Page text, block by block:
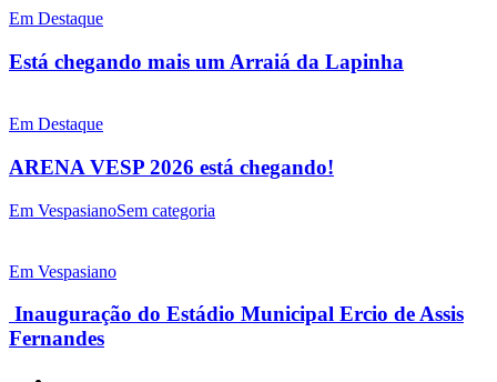
Em Destaque
Está chegando mais um Arraiá da Lapinha
Em Destaque
ARENA VESP 2026 está chegando!
Em VespasianoSem categoria
Em Vespasiano
Inauguração do Estádio Municipal Ercio de Assis
Fernandes